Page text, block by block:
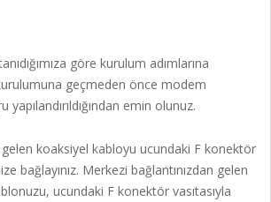
göre kurulum adımlarına
geçmeden önce modem
yapılandırıldığından emin olunuz.
koaksiyel kabloyu ucundaki F konektör
bağlayınız. Merkezi bağlantınızdan gelen
ucundaki F konektör vasıtasıyla